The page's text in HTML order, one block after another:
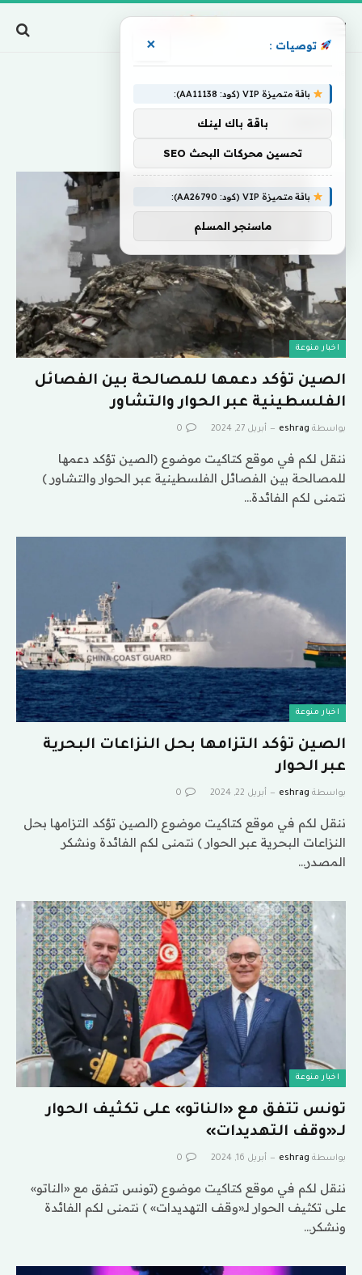
اخبار منوعة
الصين تؤكد دعمها للمصالحة بين الفصائل
الفلسطينية عبر الحوار والتشاور
بواسطة eshrag أبريل 27, 2024 0
ننقل لكم في موقع كتاكيت موضوع (الصين تؤكد دعمها
للمصالحة بين الفصائل الفلسطينية عبر الحوار والتشاور )
نتمنى لكم الفائدة…
اخبار منوعة
الصين تؤكد التزامها بحل النزاعات البحرية
عبر الحوار
بواسطة eshrag أبريل 22, 2024 0
ننقل لكم في موقع كتاكيت موضوع (الصين تؤكد التزامها بحل
النزاعات البحرية عبر الحوار ) نتمنى لكم الفائدة ونشكر
المصدر…
اخبار منوعة
تونس تتفق مع «الناتو» على تكثيف الحوار
لـ«وقف التهديدات»
بواسطة eshrag أبريل 16, 2024 0
ننقل لكم في موقع كتاكيت موضوع (تونس تتفق مع «الناتو»
على تكثيف الحوار لـ«وقف التهديدات» ) نتمنى لكم الفائدة
ونشكر…
توصيات : ×
باقة متميزة VIP (كود: AA11138):
باقة باك لينك
تحسين محركات البحث SEO
باقة متميزة VIP (كود: AA26790):
ماسنجر المسلم